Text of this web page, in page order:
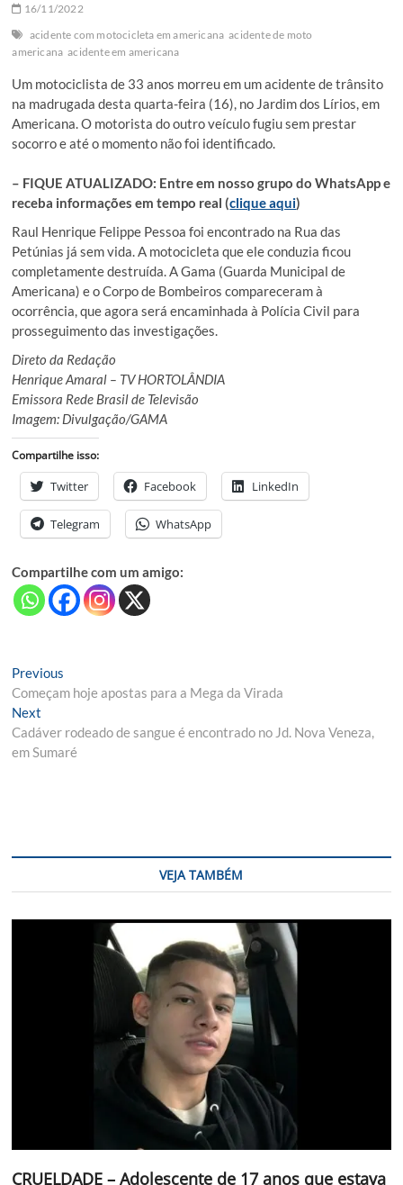
16/11/2022
acidente com motocicleta em americana acidente de moto
americana acidente em americana
Um motociclista de 33 anos morreu em um acidente de trânsito
na madrugada desta quarta-feira (16), no Jardim dos Lírios, em
Americana. O motorista do outro veículo fugiu sem prestar
socorro e até o momento não foi identificado.
– FIQUE ATUALIZADO: Entre em nosso grupo do WhatsApp e
receba informações em tempo real (clique aqui)
Raul Henrique Felippe Pessoa foi encontrado na Rua das
Petúnias já sem vida. A motocicleta que ele conduzia ficou
completamente destruída. A Gama (Guarda Municipal de
Americana) e o Corpo de Bombeiros compareceram à
ocorrência, que agora será encaminhada à Polícia Civil para
prosseguimento das investigações.
Direto da Redação
Henrique Amaral – TV HORTOLÂNDIA
Emissora Rede Brasil de Televisão
Imagem: Divulgação/GAMA
Compartilhe isso:
Twitter Facebook LinkedIn
Telegram WhatsApp
Compartilhe com um amigo:
Navegação
de
Post
Previous
post:
Começam hoje apostas para a Mega da Virada
Next
post:
Cadáver rodeado de sangue é encontrado no Jd. Nova Veneza,
em Sumaré
VEJA TAMBÉM
CRUELDADE – Adolescente de 17 anos que estava